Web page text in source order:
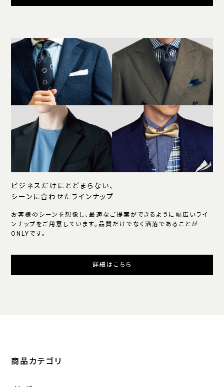
ビジネスだけにとどまらない、
シーンに合わせたラインナップ
お客様のシーンを想像し、最適なご提案ができるように幅広いライ
ンナップをご用意しています。品質だけでなく洒落であることが
ONLYです。
詳細はこちら
商品カテゴリ